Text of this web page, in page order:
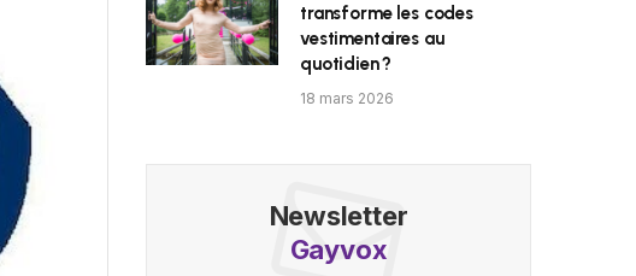
transforme les codes
vestimentaires au
quotidien ?
18 mars 2026
Newsletter
Gayvox